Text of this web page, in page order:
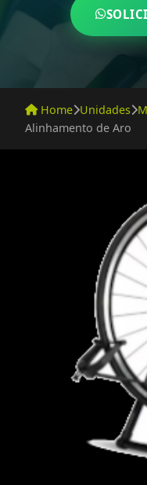
Home Unidades
Alinhamento de Aro